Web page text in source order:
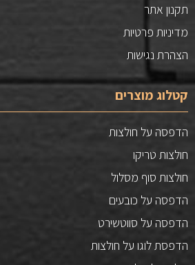
תקנון אתר
מדיניות פרטיות
הצהרת נגישות
קטלוג מוצרים
הדפסה על חולצות
חולצות טריקו
חולצות סוף מסלול
הדפסה על כובעים
הדפסה על סווטשירט
הדפסת לוגו על חולצות